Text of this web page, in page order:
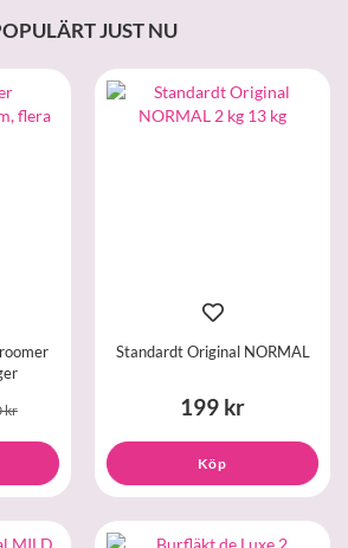
JUST NU
kr
Standardt Original NORMAL
199 kr
Köp